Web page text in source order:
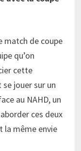
match de coupe
qu’on
cette
jouer sur un
au NAHD, un
ces deux
la même envie